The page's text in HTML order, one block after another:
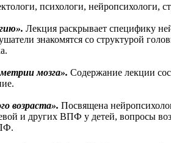
психологи, нейропсихологи,
Лекция раскрывает специфику
знакомятся со структурой
мозга». Содержание лекции
возраста». Посвящена
и других ВПФ у детей, вопросы